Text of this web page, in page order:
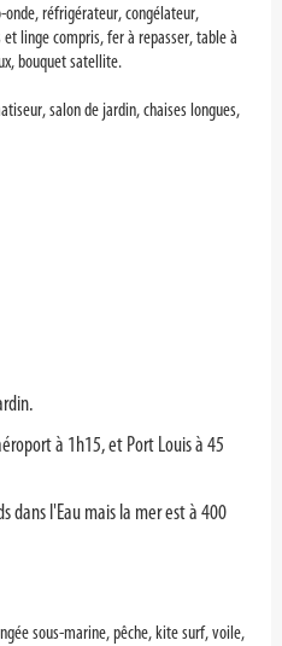
réfrigérateur, congélateur,
linge compris, fer à repasser, table à
bouquet satellite.
salon de jardin, chaises longues,
à 1h15, et Port Louis à 45
dans l'Eau mais la mer est à 400
sous-marine, pêche, kite surf, voile,